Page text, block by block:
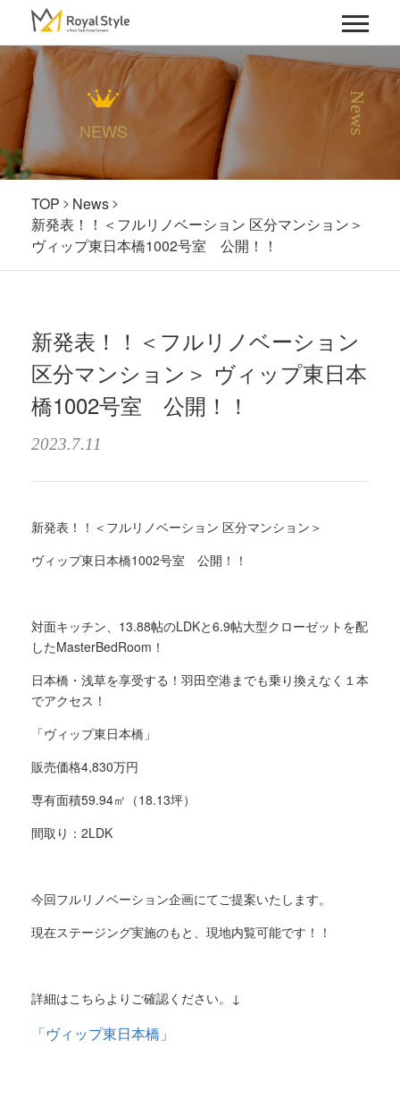
News
NEWS
TOP
News
新発表！！＜フルリノベーション 区分マンション＞
ヴィップ東日本橋1002号室 公開！！
新発表！！＜フルリノベーション
区分マンション＞ ヴィップ東日本
橋1002号室 公開！！
2023.7.11
新発表！！＜フルリノベーション 区分マンション＞
ヴィップ東日本橋1002号室 公開！！
対面キッチン、 13.88帖のLDKと6.9帖大型クローゼットを配
したMasterBedRoom ！
日本橋・浅草を享受する！羽田空港までも乗り換えなく１本
でアクセス！
「ヴィップ東日本橋」
販売価格4,830万円
専有面積59.94㎡（18.13坪）
間取り： 2LDK
今回フルリノベーション企画にてご提案いたします。
現在ステージング実施のもと、現地内覧可能です！！
詳細はこちらよりご確認ください。↓
「ヴィップ東日本橋 」